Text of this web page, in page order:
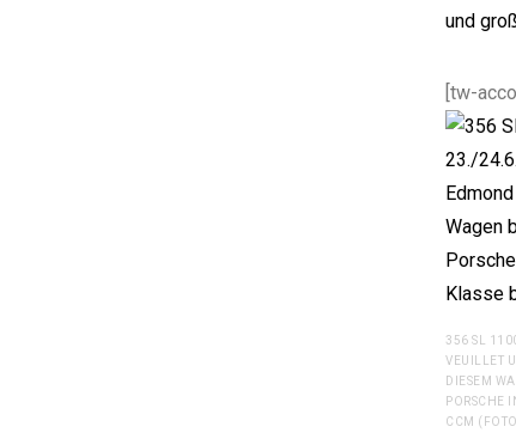
und
[tw-
356 SL
VEUILLET
DIESEM
PORSCHE
CCM